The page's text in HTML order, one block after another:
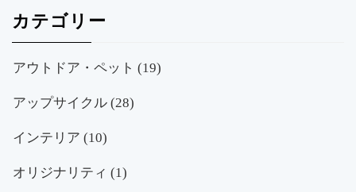
カテゴリー
アウトドア・ペット (19)
アップサイクル (28)
インテリア (10)
オリジナリティ (1)